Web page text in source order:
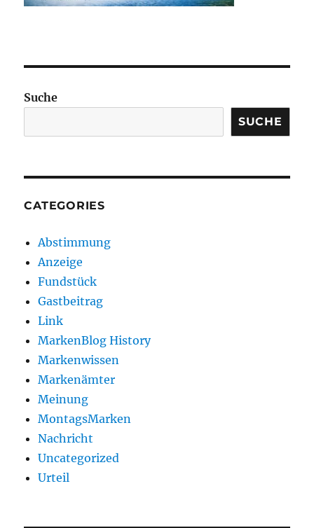
Suche
SUCHE
CATEGORIES
Abstimmung
Anzeige
Fundstück
Gastbeitrag
Link
MarkenBlog History
Markenwissen
Markenämter
Meinung
MontagsMarken
Nachricht
Uncategorized
Urteil